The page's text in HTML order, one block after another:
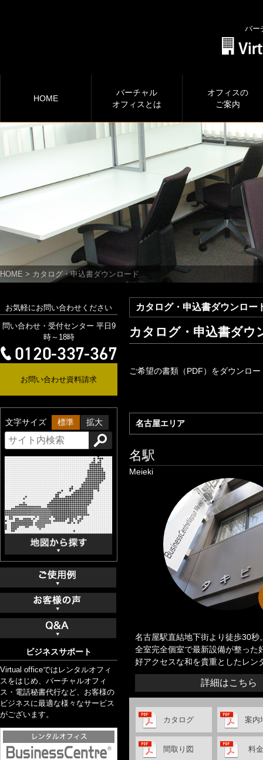
バー
HOME
バーチャル
オフィスとは
オフィスの
ご案内
HOME > カタログ・申込書ダウンロード
カタログ・申込書ダウンロー
カタログ・申込書ダウ
ご希望の書類（PDF）をダウンロ
名古屋エリア
名駅
Meieki
名古屋駅直結地下街より徒歩30秒
全室完全個室で最新設備が整った
好アクセスな和を貴重としたレン
詳細はこちら
カタログ 案内
間取り図 料
お気軽にお問い合わせください
問い合わせ・受付センター 平日9
時～18時
お問い合わせ資料請求
文字サイズ 標準 拡大
ビジネスサポート
Virtual officeではレンタルオフィ
スをはじめ、バーチャルオフィ
ス・電話秘書代行など、お客様の
ビジネスに最適な様々なサービス
がございます。